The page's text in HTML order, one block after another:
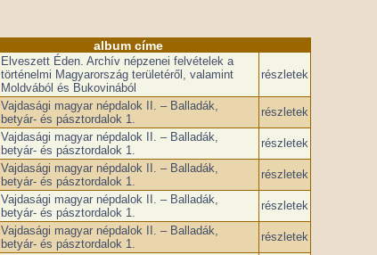
album címe
Elveszett Éden. Archív népzenei felvételek a
történelmi Magyarország területéről, valamint
Moldvából és Bukovinából
részletek
Vajdasági magyar népdalok II. – Balladák,
betyár- és pásztordalok 1.
részletek
Vajdasági magyar népdalok II. – Balladák,
betyár- és pásztordalok 1.
részletek
Vajdasági magyar népdalok II. – Balladák,
betyár- és pásztordalok 1.
részletek
Vajdasági magyar népdalok II. – Balladák,
betyár- és pásztordalok 1.
részletek
Vajdasági magyar népdalok II. – Balladák,
betyár- és pásztordalok 1.
részletek